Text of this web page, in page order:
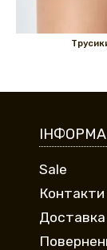
Sale
Контакти